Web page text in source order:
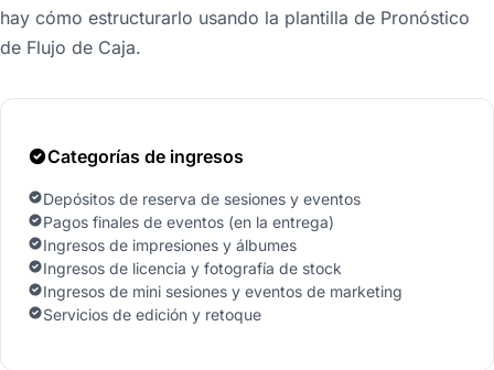
hay cómo estructurarlo usando la plantilla de Pronóstico
de Flujo de Caja.
Categorías de ingresos
Depósitos de reserva de sesiones y eventos
Pagos finales de eventos (en la entrega)
Ingresos de impresiones y álbumes
Ingresos de licencia y fotografía de stock
Ingresos de mini sesiones y eventos de marketing
Servicios de edición y retoque